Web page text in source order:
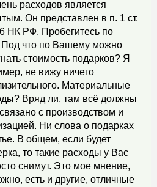
расходов является
Он представлен в п. 1 ст.
НК РФ. Пробегитесь по
Под что по Вашему можно
стоимость подарков? Я
не вижу ничего
Материальные
Вряд ли, там всё должны
с производством и
Ни слова о подарках
В общем, если будет
то такие расходы у Вас
снимут. Это мое мнение,
есть и другие, отличные